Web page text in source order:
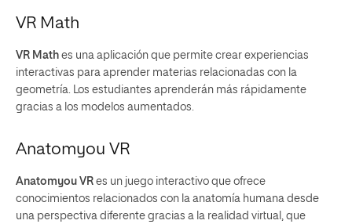
VR Math
VR Math es una aplicación que permite crear experiencias
interactivas para aprender materias relacionadas con la
geometría. Los estudiantes aprenderán más rápidamente
gracias a los modelos aumentados.
Anatomyou VR
Anatomyou VR es un juego interactivo que ofrece
conocimientos relacionados con la anatomía humana desde
una perspectiva diferente gracias a la realidad virtual, que